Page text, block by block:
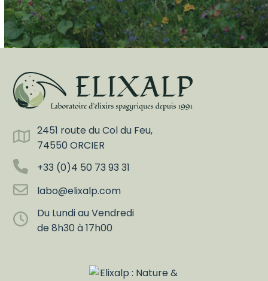
2451 route du Col du Feu,
74550 ORCIER
+33 (0)4 50 73 93 31
labo@elixalp.com
Du Lundi au Vendredi
de 8h30 à 17h00